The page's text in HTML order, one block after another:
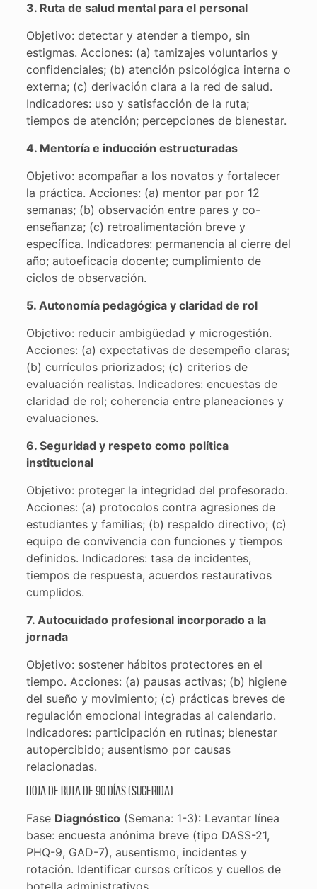
3. Ruta de salud mental para el personal
Objetivo: detectar y atender a tiempo, sin
estigmas. Acciones: (a) tamizajes voluntarios y
confidenciales; (b) atención psicológica interna o
externa; (c) derivación clara a la red de salud.
Indicadores: uso y satisfacción de la ruta;
tiempos de atención; percepciones de bienestar.
4. Mentoría e inducción estructuradas
Objetivo: acompañar a los novatos y fortalecer
la práctica. Acciones: (a) mentor par por 12
semanas; (b) observación entre pares y co-
enseñanza; (c) retroalimentación breve y
específica. Indicadores: permanencia al cierre del
año; autoeficacia docente; cumplimiento de
ciclos de observación.
5. Autonomía pedagógica y claridad de rol
Objetivo: reducir ambigüedad y microgestión.
Acciones: (a) expectativas de desempeño claras;
(b) currículos priorizados; (c) criterios de
evaluación realistas. Indicadores: encuestas de
claridad de rol; coherencia entre planeaciones y
evaluaciones.
6. Seguridad y respeto como política
institucional
Objetivo: proteger la integridad del profesorado.
Acciones: (a) protocolos contra agresiones de
estudiantes y familias; (b) respaldo directivo; (c)
equipo de convivencia con funciones y tiempos
definidos. Indicadores: tasa de incidentes,
tiempos de respuesta, acuerdos restaurativos
cumplidos.
7. Autocuidado profesional incorporado a la
jornada
Objetivo: sostener hábitos protectores en el
tiempo. Acciones: (a) pausas activas; (b) higiene
del sueño y movimiento; (c) prácticas breves de
regulación emocional integradas al calendario.
Indicadores: participación en rutinas; bienestar
autopercibido; ausentismo por causas
relacionadas.
Hoja de ruta de 90 días (sugerida)
Fase Diagnóstico(Semana: 1-3): Levantar línea
base: encuesta anónima breve (tipo DASS-21,
PHQ-9, GAD-7), ausentismo, incidentes y
rotación. Identificar cursos críticos y cuellos de